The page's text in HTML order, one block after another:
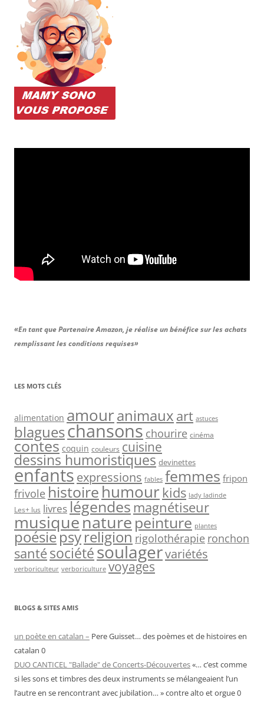
«En tant que Partenaire Amazon, je réalise un bénéfice sur les achats
remplissant les conditions requises»
LES MOTS CLÉS
alimentation amouranimaux art astuces
blagueschansons chourire cinéma
contes coquin couleurs cuisine
dessins humoristiques devinettes
enfantsexpressions fables femmes fripon
frivole histoire humour kids lady ladinde
Les+ lus livreslégendes magnétiseur
musiquenature peinture plantes
poésiepsyreligion rigolothérapie ronchon
santésociétésoulagervariétés
verboriculteur verboriculture voyages
BLOGS & SITES AMIS
un poète en catalan – Pere Guisset… des poèmes et de histoires en
catalan 0
DUO CANTICEL "Ballade" de Concerts-Découvertes«… c’est comme
si les sons et timbres des deux instruments se mélangeaient l’un
l’autre en se rencontrant avec jubilation… » contre alto et orgue 0